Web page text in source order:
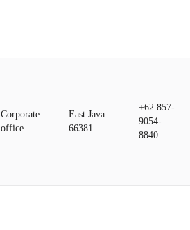
Corporate
office
East Java
66381
+62 857-
9054-
8840